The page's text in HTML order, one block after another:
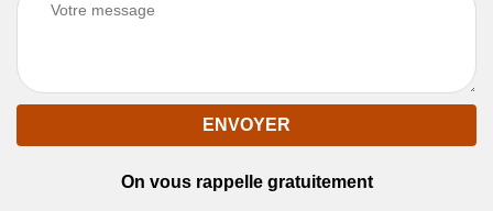
On vous rappelle gratuitement